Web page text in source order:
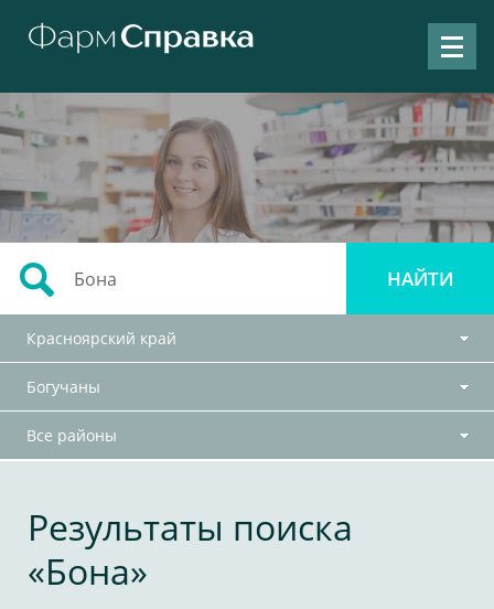
Красноярский край
Богучаны
Все районы
Результаты поиска
«Бона»